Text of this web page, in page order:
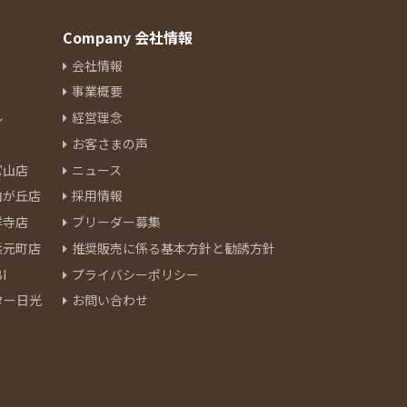
店
丘店
店
町店
日光
Company 会社情報
会社情報
事業概要
経営理念
お客さまの声
ニュース
採用情報
ブリーダー募集
推奨販売に係る基本方針と勧誘方針
プライバシーポリシー
お問い合わせ